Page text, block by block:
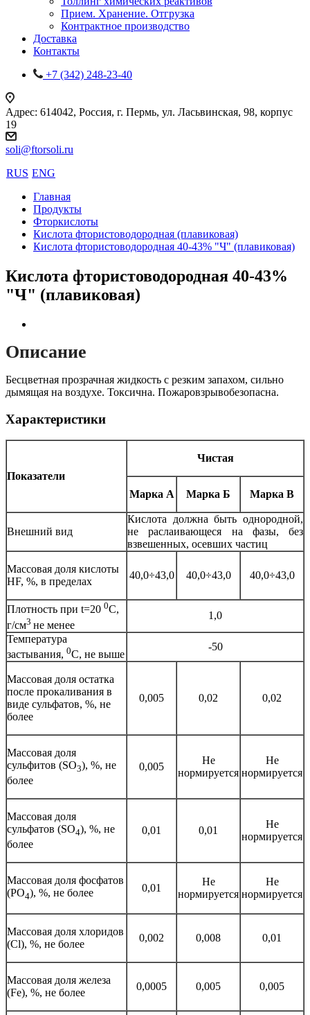
Прием. Хранение. Отгрузка
Контрактное производство
Доставка
Контакты
+7 (342) 248-23-40
Адрес: 614042, Россия, г. Пермь, ул. Ласьвинская, 98, корпус
19
soli@ftorsoli.ru
RUS ENG
Главная
Продукты
Фторкислоты
Кислота фтористоводородная (плавиковая)
Кислота фтористоводородная 40-43% "Ч" (плавиковая)
Кислота фтористоводородная 40-43%
"Ч" (плавиковая)
Описание
Бесцветная прозрачная жидкость с резким запахом, сильно
дымящая на воздухе. Токсична. Пожаровзрывобезопасна.
Характеристики
Показатели
Чистая
Марка А Марка Б Марка В
Внешний вид
Кислота должна быть однородной,
не раслаивающеся на фазы, без
взвешенных, осевших частиц
Массовая доля кислоты
HF, %, в пределах
40,0÷43,0 40,0÷43,0 40,0÷43,0
Плотность при t=20 0C,
г/см3 не менее
1,0
Температура
застывания, 0C, не выше
-50
Массовая доля остатка
после прокаливания в
виде сульфатов, %, не
более
0,005 0,02 0,02
Массовая доля
сульфитов (SO3), %, не
более
0,005
Не
нормируется
Не
нормируется
Массовая доля
сульфатов (SO4), %, не
более
0,01 0,01
Не
нормируется
Массовая доля фосфатов
(PO4), %, не более 0,01
Не
нормируется
Не
нормируется
Массовая доля хлоридов
(Cl), %, не более
0,002 0,008 0,01
Массовая доля железа
(Fe), %, не более
0,0005 0,005 0,005